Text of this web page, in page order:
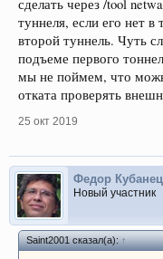
сделать через /tool
туннеля, если его нет
второй туннель. Чуть
подъеме первого
мы не поймем, что
отката проверять
25 окт 2019
Федор Кубанец
Новый участник
Saint2001 сказал(а):↑